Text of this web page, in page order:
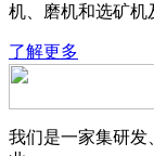
机、磨机和选矿机
了解更多
我们是一家集研发